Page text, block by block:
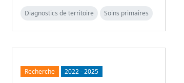
Diagnostics de territoire Soins primaires
Recherche 2022-2025